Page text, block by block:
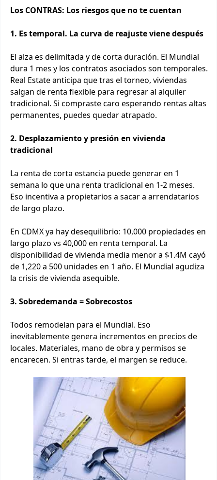
Los CONTRAS: Los riesgos que no te cuentan
1. Es temporal. La curva de reajuste viene después
El alza es delimitada y de corta duración. El Mundial
dura 1 mes y los contratos asociados son temporales.
Real Estate anticipa que tras el torneo, viviendas
salgan de renta flexible para regresar al alquiler
tradicional. Si compraste caro esperando rentas altas
permanentes, puedes quedar atrapado.
2. Desplazamiento y presión en vivienda
tradicional
La renta de corta estancia puede generar en 1
semana lo que una renta tradicional en 1-2 meses.
Eso incentiva a propietarios a sacar a arrendatarios
de largo plazo.
En CDMX ya hay desequilibrio: 10,000 propiedades en
largo plazo vs 40,000 en renta temporal. La
disponibilidad de vivienda media menor a $1.4M cayó
de 1,220 a 500 unidades en 1 año. El Mundial agudiza
la crisis de vivienda asequible.
3. Sobredemanda = Sobrecostos
Todos remodelan para el Mundial. Eso
inevitablemente genera incrementos en precios de
locales. Materiales, mano de obra y permisos se
encarecen. Si entras tarde, el margen se reduce.